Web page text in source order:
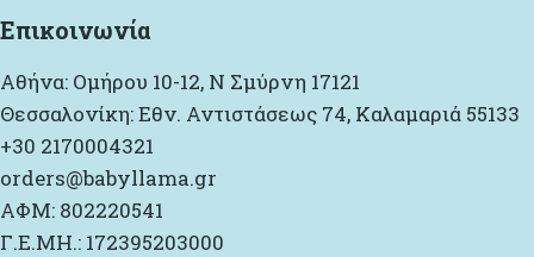
Επικοινωνία
Αθήνα: Ομήρου 10-12, Ν Σμύρνη 17121
Θεσσαλονίκη: Εθν. Αντιστάσεως 74, Καλαμαριά 55133
+30 2170004321
orders@babyllama.gr
ΑΦΜ: 802220541
Γ.Ε.ΜΗ.: 172395203000